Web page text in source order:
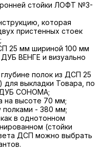
стойки ЛОФТ №3-
которая
пристенных стоек
25 мм шириной 100 мм
ВЕНГЕ и визуально
полок из ДСП 25
выкладки Товара, по
ДУБ СОНОМА;
на высоте 70 мм;
- 380 мм;
в однотонном
(стойки
ДСП можно выбрать